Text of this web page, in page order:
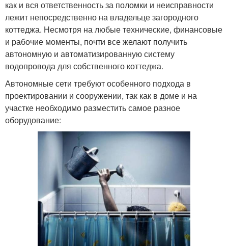
как и вся ответственность за поломки и неисправности
лежит непосредственно на владельце загородного
коттеджа. Несмотря на любые технические, финансовые
и рабочие моменты, почти все желают получить
автономную и автоматизированную систему
водопровода для собственного коттеджа.
Автономные сети требуют особенного подхода в
проектировании и сооружении, так как в доме и на
участке необходимо разместить самое разное
оборудование: